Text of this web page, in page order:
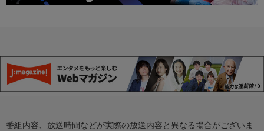
番組内容、放送時間などが実際の放送内容と異なる場合がございま